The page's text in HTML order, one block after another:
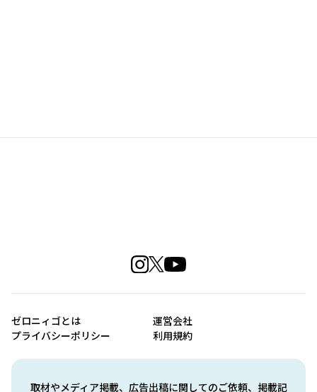
取材やメディア掲載、広告出稿に関してのご依頼、掲載記
ゼロニィゴとは
運営会社
プライバシーポリシー
利用規約